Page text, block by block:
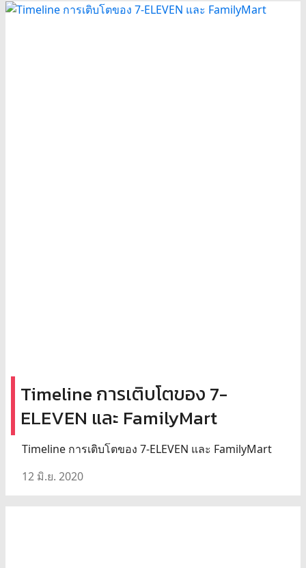
Timeline การเติบโตของ 7-
ELEVEN และ FamilyMart
Timeline การเติบโตของ 7-ELEVEN และ FamilyMart
12 มิ.ย. 2020